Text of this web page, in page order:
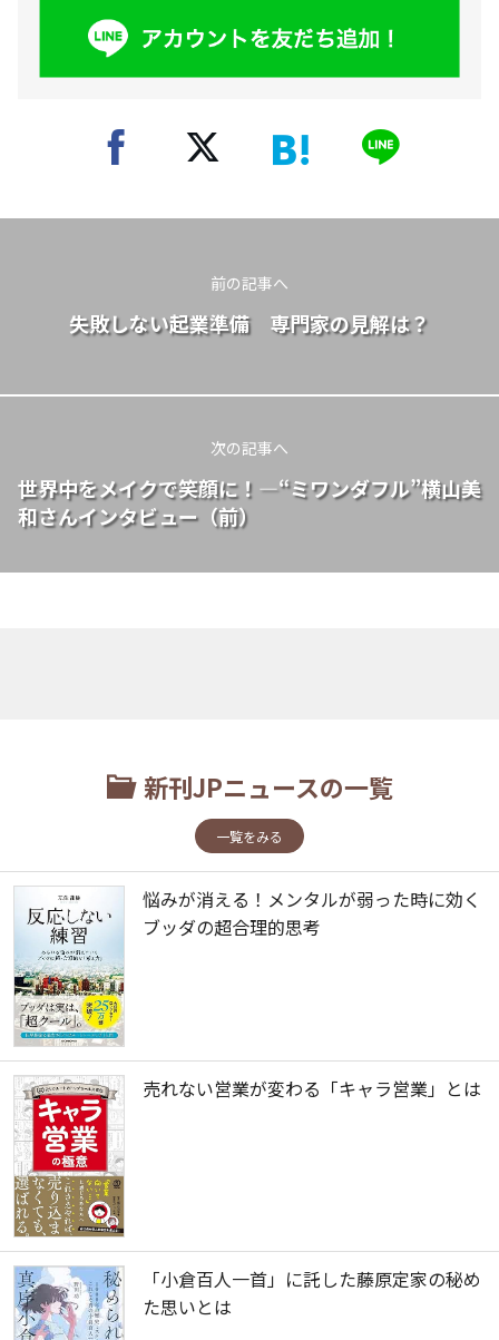
前の記事へ
失敗しない起業準備 専門家の見解は？
次の記事へ
世界中をメイクで笑顔に！―“ミワンダフル”横山美
和さんインタビュー（前）
新刊JPニュースの一覧
一覧をみる
悩みが消える！メンタルが弱った時に効く
ブッダの超合理的思考
売れない営業が変わる「キャラ営業」とは
「小倉百人一首」に託した藤原定家の秘め
た思いとは